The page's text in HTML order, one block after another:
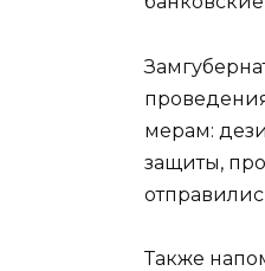
мерам:
защиты,
Также